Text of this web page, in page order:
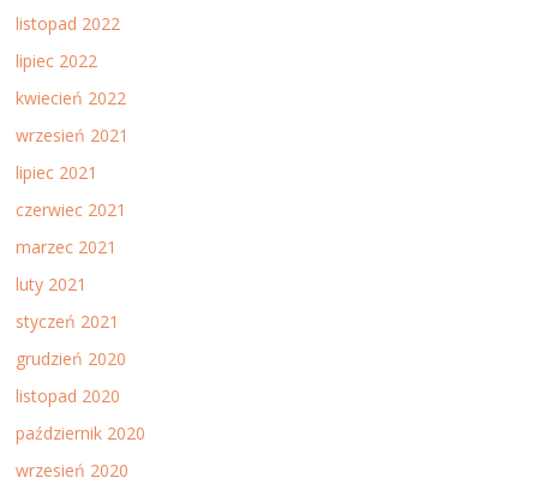
listopad 2022
lipiec 2022
kwiecień 2022
wrzesień 2021
lipiec 2021
czerwiec 2021
marzec 2021
luty 2021
styczeń 2021
grudzień 2020
listopad 2020
październik 2020
wrzesień 2020